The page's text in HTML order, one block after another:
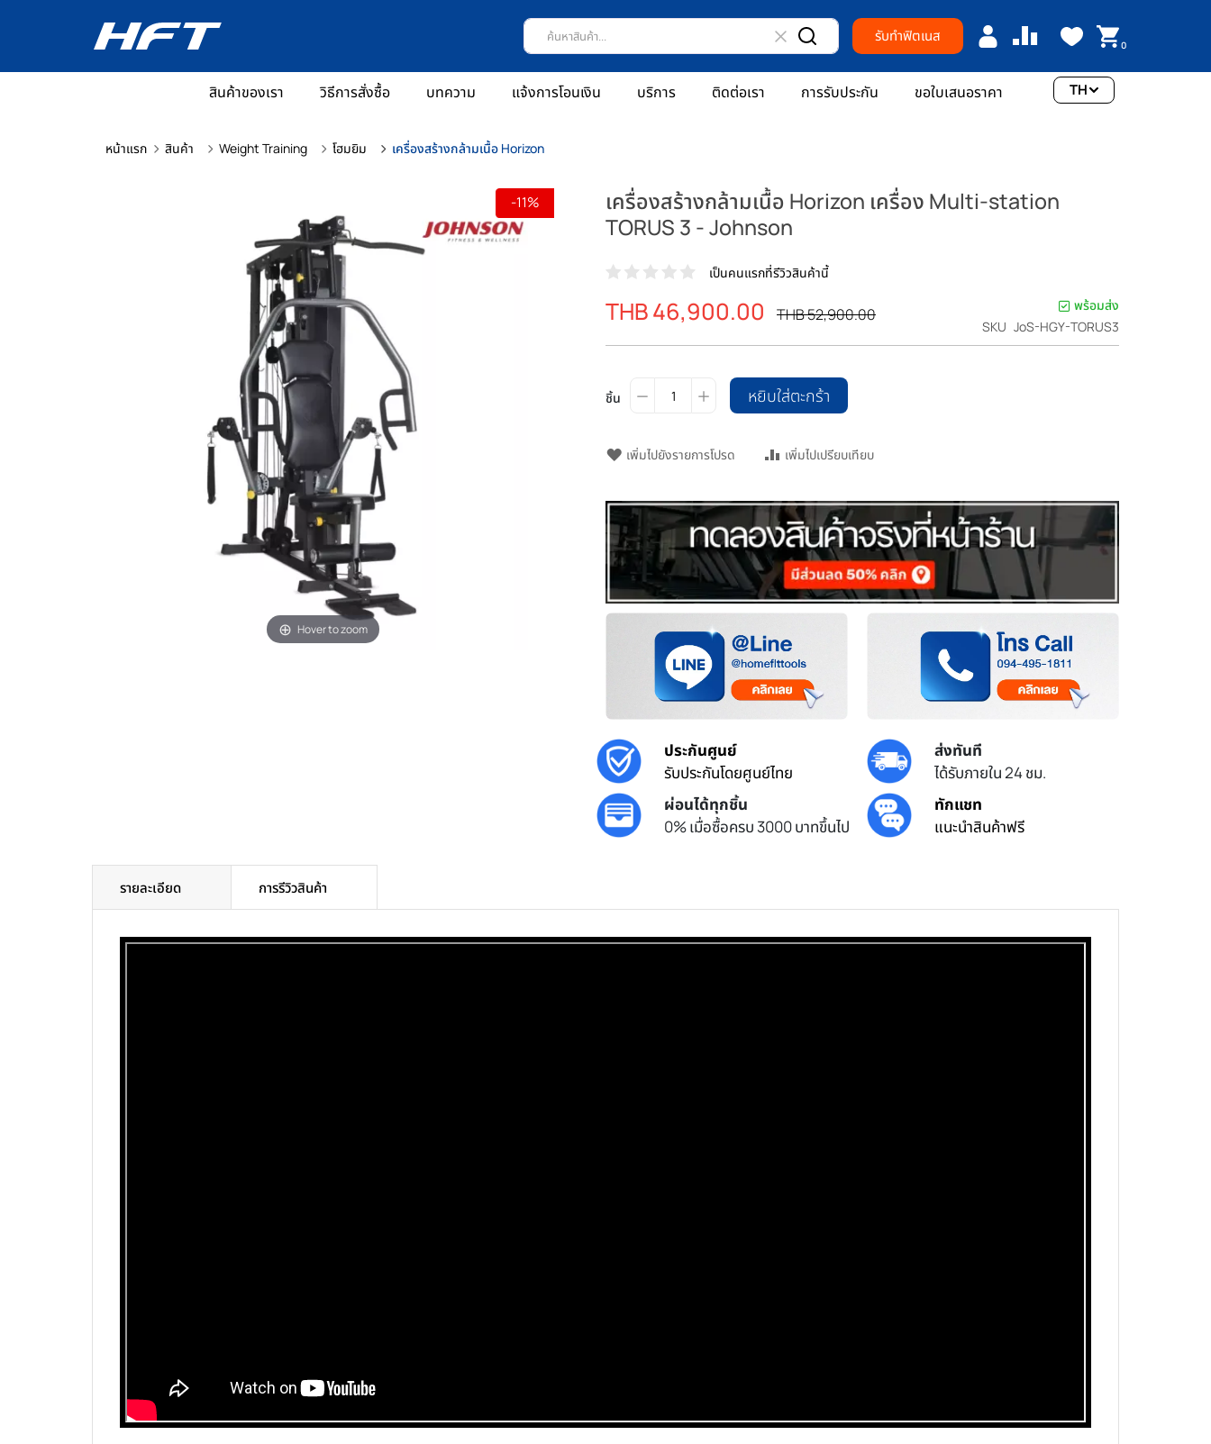
รับทำฟิตเนส 0
สินค้าของเรา วิธีการสั่งซื้อ บทความ แจ้งการโอนเงิน บริการ ติดต่อเรา การรับประกัน ขอใบเสนอราคา TH
หน้าแรก สินค้า Weight Training โฮมยิม เครื่องสร้างกล้ามเนื้อ Horizon
Hover to zoom
-11%
เครื่องสร้างกล้ามเนื้อ Horizon เครื่อง Multi-station
TORUS 3 - Johnson
เป็นคนแรกที่รีวิวสินค้านี้
ราคา
THB 46,900.00 ราคา
ปรกติ
THB 52,900.00
พร้อมส่ง
SKU JoS-HGY-TORUS3
ชิ้น หยิบใส่ตะกร้า
เพิ่มไปยังรายการโปรด เพิ่มไปเปรียบเทียบ
ประกันศูนย์
รับประกันโดยศูนย์ไทย
ส่งทันที
ได้รับภายใน 24 ชม.
ผ่อนได้ทุกชิ้น
0% เมื่อซื้อครบ 3000 บาทขึ้นไป
ทักแชท
แนะนำสินค้าฟรี
รายละเอียด การรีวิวสินค้า